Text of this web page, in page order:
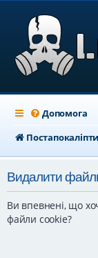
Допомога
Видалити
Ви впевнені, що
файли cookie?